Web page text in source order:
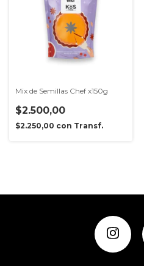
Mix de Semillas Chef x150g
$2.500,00
$2.250,00 con Transf.